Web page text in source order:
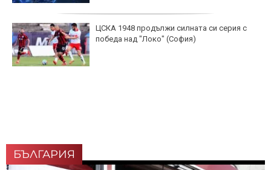
ЦСКА 1948 продължи силната си серия с
победа над "Локо" (София)
БЪЛГАРИЯ